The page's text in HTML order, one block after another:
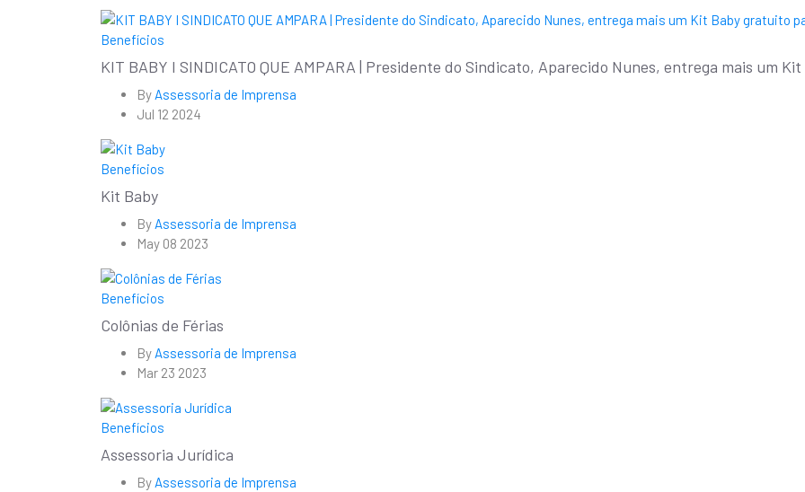
Benefícios
KIT BABY I SINDICATO QUE AMPARA | Presidente do Sindicato, Aparecido Nunes, entrega mais um
By Assessoria de Imprensa
Jul 12 2024
Benefícios
Kit Baby
By Assessoria de Imprensa
May 08 2023
Benefícios
Colônias de Férias
By Assessoria de Imprensa
Mar 23 2023
Benefícios
Assessoria Jurídica
By Assessoria de Imprensa